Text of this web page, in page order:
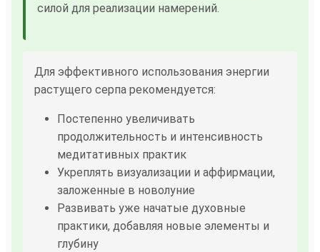
силой для реализации намерений.
Для эффективного использования энергии
растущего серпа рекомендуется:
Постепенно увеличивать
продолжительность и интенсивность
медитативных практик
Укреплять визуализации и аффирмации,
заложенные в новолуние
Развивать уже начатые духовные
практики, добавляя новые элементы и
глубину